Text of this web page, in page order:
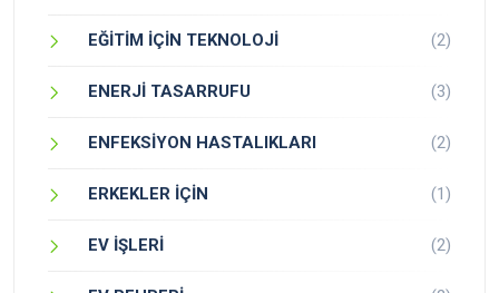
EĞİTİM İÇİN TEKNOLOJİ (2)
ENERJİ TASARRUFU (3)
ENFEKSİYON HASTALIKLARI (2)
ERKEKLER İÇİN (1)
EV İŞLERİ (2)